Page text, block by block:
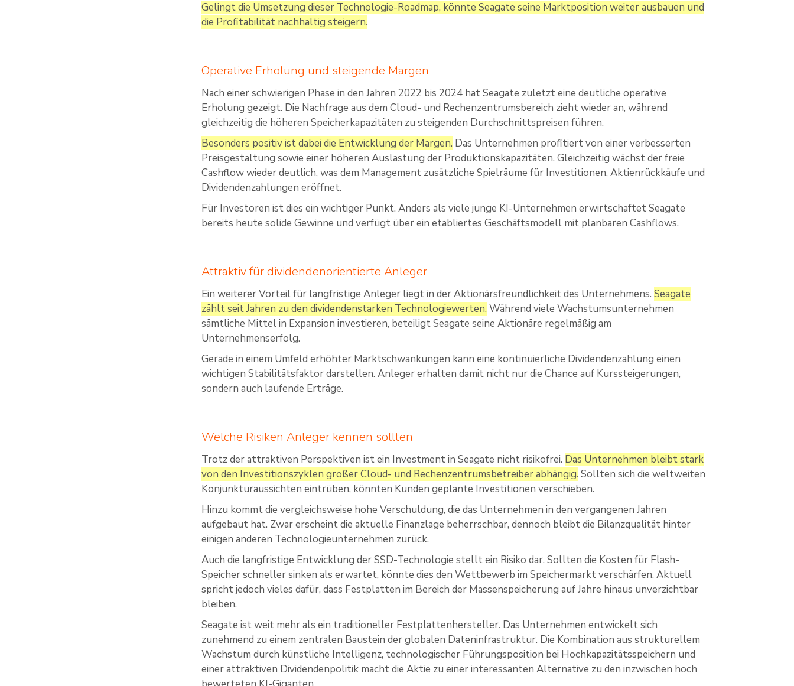
Gelingt die Umsetzung dieser Technologie-Roadmap, könnte Seagate seine Marktposition weiter ausbauen und
die Profitabilität nachhaltig steigern.
Operative Erholung und steigende Margen
Nach einer schwierigen Phase in den Jahren 2022 bis 2024 hat Seagate zuletzt eine deutliche operative
Erholung gezeigt. Die Nachfrage aus dem Cloud- und Rechenzentrumsbereich zieht wieder an, während
gleichzeitig die höheren Speicherkapazitäten zu steigenden Durchschnittspreisen führen.
Besonders positiv ist dabei die Entwicklung der Margen. Das Unternehmen profitiert von einer verbesserten
Preisgestaltung sowie einer höheren Auslastung der Produktionskapazitäten. Gleichzeitig wächst der freie
Cashflow wieder deutlich, was dem Management zusätzliche Spielräume für Investitionen, Aktienrückkäufe und
Dividendenzahlungen eröffnet.
Für Investoren ist dies ein wichtiger Punkt. Anders als viele junge KI-Unternehmen erwirtschaftet Seagate
bereits heute solide Gewinne und verfügt über ein etabliertes Geschäftsmodell mit planbaren Cashflows.
Attraktiv für dividendenorientierte Anleger
Ein weiterer Vorteil für langfristige Anleger liegt in der Aktionärsfreundlichkeit des Unternehmens.Seagate
zählt seit Jahren zu den dividendenstarken Technologiewerten. Während viele Wachstumsunternehmen
sämtliche Mittel in Expansion investieren, beteiligt Seagate seine Aktionäre regelmäßig am
Unternehmenserfolg.
Gerade in einem Umfeld erhöhter Marktschwankungen kann eine kontinuierliche Dividendenzahlung einen
wichtigen Stabilitätsfaktor darstellen. Anleger erhalten damit nicht nur die Chance auf Kurssteigerungen,
sondern auch laufende Erträge.
Welche Risiken Anleger kennen sollten
Trotz der attraktiven Perspektiven ist ein Investment in Seagate nicht risikofrei. Das Unternehmen bleibt stark
von den Investitionszyklen großer Cloud- und Rechenzentrumsbetreiber abhängig. Sollten sich die weltweiten
Konjunkturaussichten eintrüben, könnten Kunden geplante Investitionen verschieben.
Hinzu kommt die vergleichsweise hohe Verschuldung, die das Unternehmen in den vergangenen Jahren
aufgebaut hat. Zwar erscheint die aktuelle Finanzlage beherrschbar, dennoch bleibt die Bilanzqualität hinter
einigen anderen Technologieunternehmen zurück.
Auch die langfristige Entwicklung der SSD-Technologie stellt ein Risiko dar. Sollten die Kosten für Flash-
Speicher schneller sinken als erwartet, könnte dies den Wettbewerb im Speichermarkt verschärfen. Aktuell
spricht jedoch vieles dafür, dass Festplatten im Bereich der Massenspeicherung auf Jahre hinaus unverzichtbar
bleiben.
Seagate ist weit mehr als ein traditioneller Festplattenhersteller. Das Unternehmen entwickelt sich
zunehmend zu einem zentralen Baustein der globalen Dateninfrastruktur. Die Kombination aus strukturellem
Wachstum durch künstliche Intelligenz, technologischer Führungsposition bei Hochkapazitätsspeichern und
einer attraktiven Dividendenpolitik macht die Aktie zu einer interessanten Alternative zu den inzwischen hoch